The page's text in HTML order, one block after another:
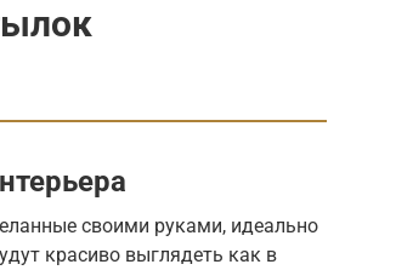
своими руками, идеально
красиво выглядеть как в